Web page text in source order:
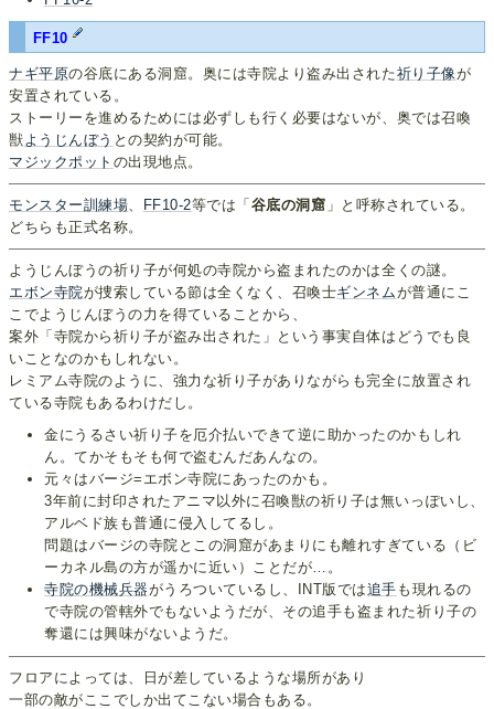
FF10
ナギ平原の谷底にある洞窟。奥には寺院より盗み出された祈り子像が
安置されている。
ストーリーを進めるためには必ずしも行く必要はないが、奥では召喚
獣 ようじんぼう との契約が可能。
マジックポット の出現地点。
モンスター訓練場、 FF10-2等では「 谷底の洞窟 」と呼称されている。
どちらも正式名称。
ようじんぼうの祈り子が何処の寺院から盗まれたのかは全くの謎。
エボン寺院が捜索している節は全くなく、召喚士ギンネムが普通にこ
こでようじんぼうの力を得ていることから、
案外「寺院から祈り子が盗み出された」という事実自体はどうでも良
いことなのかもしれない。
レミアム寺院のように、強力な祈り子がありながらも完全に放置され
ている寺院もあるわけだし。
金にうるさい祈り子を厄介払いできて逆に助かったのかもしれ
ん。てかそもそも何で盗むんだあんなの。
元々はバージ=エボン寺院にあったのかも。
3年前に封印されたアニマ以外に召喚獣の祈り子は無いっぽいし、
アルベド族も普通に侵入してるし。
問題はバージの寺院とこの洞窟があまりにも離れすぎている（ビ
ーカネル島の方が遥かに近い）ことだが…。
寺院の機械兵器がうろついているし、INT版では追手 も現れるの
で寺院の管轄外でもないようだが、その追手も盗まれた祈り子の
奪還には興味がないようだ。
フロアによっては、日が差しているような場所があり
一部の敵がここでしか出てこない場合もある。